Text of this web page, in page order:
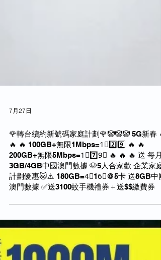
7月27日
🌹轉台續約新號碼家庭計劃🌹🤡🤡🤡 5G新春
🔥 🔥 100GB+無限1Mbps=1⃣2️⃣9️⃣ 🔥 🔥
3GB/4GB中國澳門數據 🐶5人合家歡 企業家庭
澳門數據 ✅送3100蚊手機禮券＋送$$繳費券